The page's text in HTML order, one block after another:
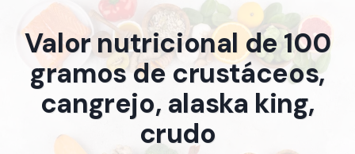
Valor nutricional de 100
gramos de crustáceos,
cangrejo, alaska king,
crudo